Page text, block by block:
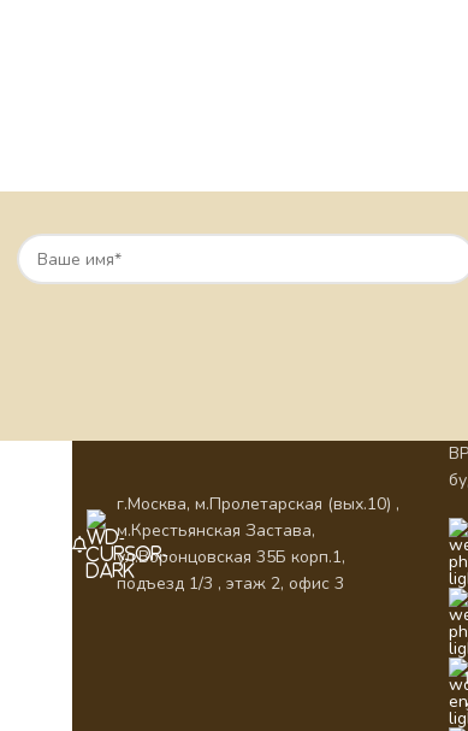
г.Москва, м.Пролетарская (вых.10) ,
м.Крестьянская Застава,
ул.Воронцовская 35Б корп.1,
подъезд 1/3 , этаж 2, офис 3